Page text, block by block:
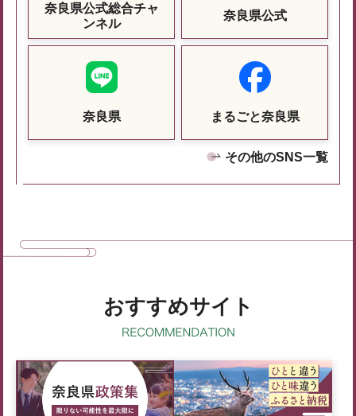
奈良県公式総合チャ
ンネル
奈良県公式
奈良県 まるごと奈良県
その他のSNS一覧
おすすめサイト